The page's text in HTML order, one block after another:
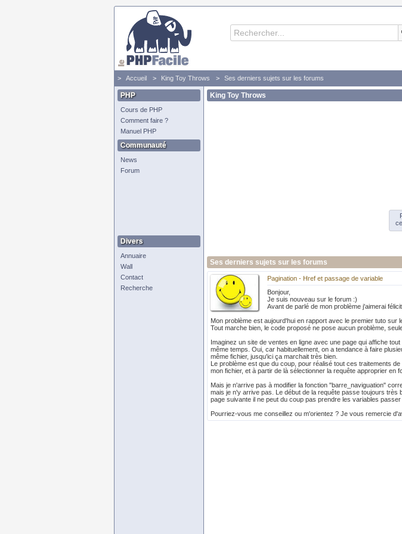
Accueil King Toy Throws Ses derniers sujets sur les forums
PHP
Cours de PHP
Comment faire ?
Manuel PHP
Communauté
News
Forum
Divers
Annuaire
Wall
Contact
Recherche
King Toy Throws
Ses derniers sujets sur les forums
Pagination - Href et passage de variable
Bonjour,
Je suis nouveau sur le forum :)
Avant de parlé de mon problème j'aimerai
Mon problème est aujourd'hui en rapport avec le premier tuto sur
Tout marche bien, le code proposé ne pose aucun problème,
Imaginez un site de ventes en ligne avec une page qui affiche
même temps. Oui, car habituellement, on a tendance à faire
même fichier, jusqu'ici ça marchait très bien.
Le problème est que du coup, pour réalisé tout ces traitements
mon fichier, et à partir de là sélectionner la requête approprier en
Mais je n'arrive pas à modifier la fonction "barre_naviguation"
mais je n'y arrive pas. Le début de la requête passe toujours très
page suivante il ne peut du coup pas prendre les variables
Pourriez-vous me conseillez ou m'orientez ? Je vous remercie